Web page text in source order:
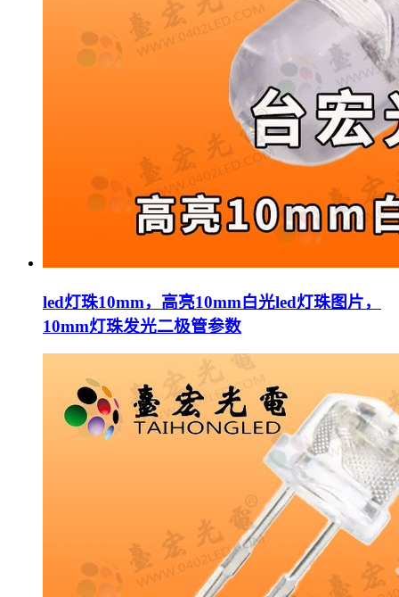
led灯珠10mm，高亮10mm白光led灯珠图片，
10mm灯珠发光二极管参数